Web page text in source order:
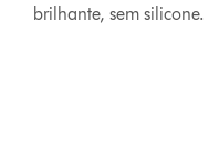
brilhante, sem silicone.